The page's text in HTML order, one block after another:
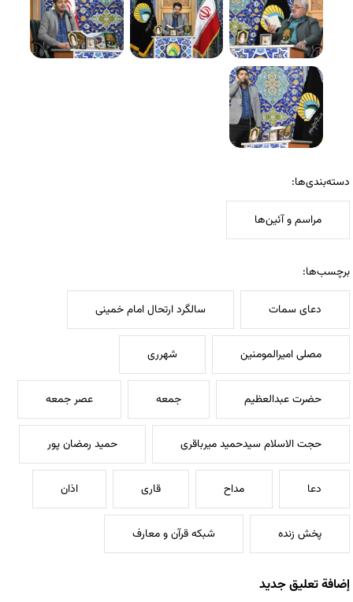
دسته‌بندی‌ها:
مراسم و آئین‌ها
برچسب‌ها:
دعای سمات سالگرد ارتحال امام خمینی
مصلی امیرالمومنین شهرری
حضرت عبدالعظیم جمعه عصر جمعه
حجت الاسلام سیدحمید میرباقری حمید رمضان پور
دعا مداح قاری اذان
پخش زنده شبکه قرآن و معارف
إضافة تعليق جديد